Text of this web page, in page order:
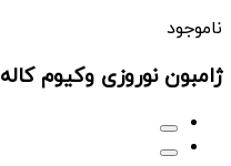
ناموجود
ژامبون نوروزی وکیوم کاله 250 گرم